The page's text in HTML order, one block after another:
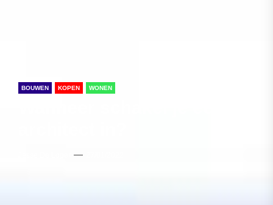
BOUWEN KOPEN WONEN